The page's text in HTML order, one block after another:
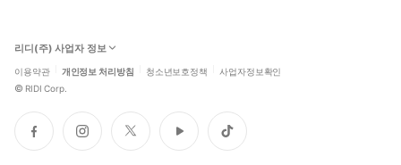
리디(주) 사업자 정보
이용약관 개인정보 처리방침 청소년보호정책 사업자정보확인
© RIDI Corp.
페
이
인
스
트
위
유
튜
틱
톡